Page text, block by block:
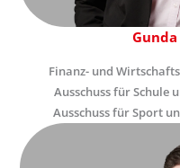
Finanz- und
Ausschuss für Schule
Ausschuss für Sport